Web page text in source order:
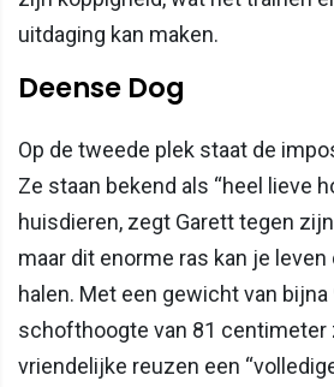
uitdaging kan maken.
Deense Dog
Op de tweede plek staat de
Ze staan bekend als “heel lieve
huisdieren, zegt Garett tegen
maar dit enorme ras kan je
halen. Met een gewicht van bijna
schofthoogte van 81 centimeter
vriendelijke reuzen een